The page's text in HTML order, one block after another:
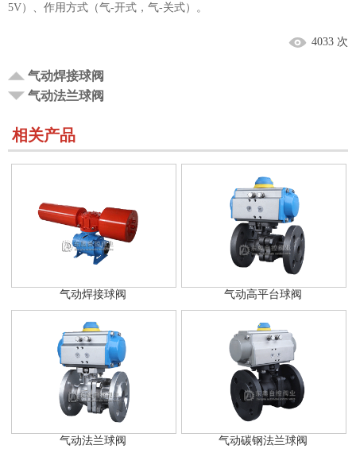
5V）、作用方式（气-开式，气-关式）。
4033 次
气动焊接球阀
气动法兰球阀
相关产品
气动焊接球阀 气动高平台球阀
气动法兰球阀 气动碳钢法兰球阀